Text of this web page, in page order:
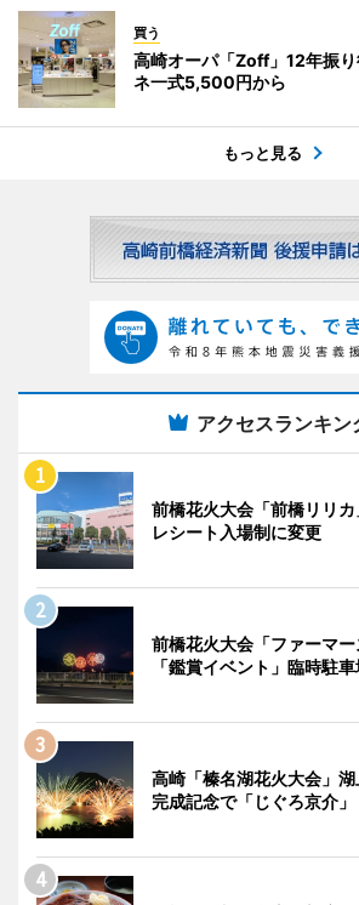
買う
高崎オーパ「Zoff」12年振
ネ一式5,500円から
もっと見る
アクセスランキン
前橋花火大会「前橋リリ
レシート入場制に変更
前橋花火大会「ファーマ
「鑑賞イベント」臨時駐
高崎「榛名湖花火大会」
完成記念で「じぐろ京介」